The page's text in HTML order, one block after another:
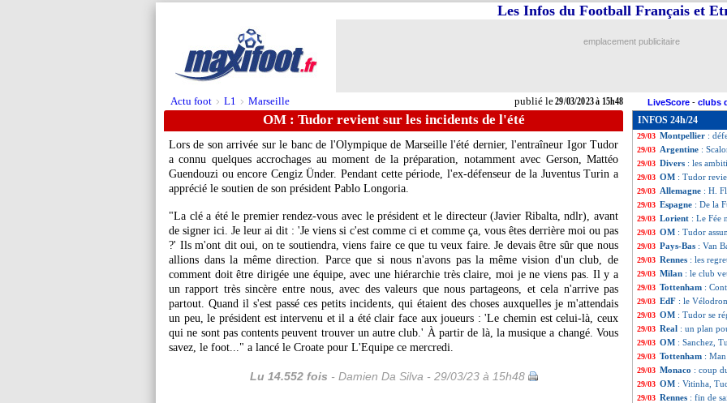
Actu foot > L1 > Marseille publié le29/03/2023 à 15h48
Les Infos du Football Français et
emplacement publicitaire
LiveScore - clubs
OM : Tudor revient sur les incidents de l'été
Lors de son arrivée sur le banc de l'Olympique de Marseille l'été dernier, l'entraîneur Igor Tudor
a connu quelques accrochages au moment de la préparation, notamment avec Gerson, Mattéo
Guendouzi ou encore Cengiz Ünder. Pendant cette période, l'ex-défenseur de la Juventus Turin a
apprécié le soutien de son président Pablo Longoria.
"La clé a été le premier rendez-vous avec le président et le directeur (Javier Ribalta, ndlr), avant
de signer ici. Je leur ai dit : 'Je viens si c'est comme ci et comme ça, vous êtes derrière moi ou pas
?' Ils m'ont dit oui, on te soutiendra, viens faire ce que tu veux faire. Je devais être sûr que nous
allions dans la même direction. Parce que si nous n'avons pas la même vision d'un club, de
comment doit être dirigée une équipe, avec une hiérarchie très claire, moi je ne viens pas. Il y a
un rapport très sincère entre nous, avec des valeurs que nous partageons, et cela n'arrive pas
partout. Quand il s'est passé ces petits incidents, qui étaient des choses auxquelles je m'attendais
un peu, le président est intervenu et il a été clair face aux joueurs : 'Le chemin est celui-là, ceux
qui ne sont pas contents peuvent trouver un autre club.' À partir de là, la musique a changé. Vous
savez, le foot..." a lancé le Croate pour L'Equipe ce mercredi.
Lu 14.552 fois - Damien Da Silva - 29/03/23 à 15h48
INFOS 24h/24
29/03 Carquefou:
29/03 Divers
29/03 Nigeria :
29/03 Maroc:
29/03 Montpellier :
29/03 Argentine :
29/03 Divers : les
29/03 OM : Tudor
29/03 Allemagne : H.
29/03 Espagne : De la
29/03 Lorient : Le Fée
29/03 OM : Tudor
29/03 Pays-Bas : Van
29/03 Rennes : les
29/03 Milan : le club
29/03 Tottenham :
29/03 EdF : le
29/03 OM : Tudor se
29/03 Real : un plan
29/03 OM : Sanchez,
29/03 Tottenham :
29/03 Monaco : coup
29/03 OM : Vitinha,
29/03 Rennes : fin de